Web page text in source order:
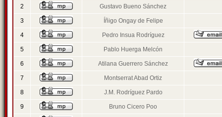
2 Gustavo Bueno Sánchez
3 Íñigo Ongay de Felipe
4 Pedro Insua Rodríguez
5 Pablo Huerga Melcón
6 Atilana Guerrero Sánchez
7 Montserrat Abad Ortiz
8 J.M. Rodríguez Pardo
9 Bruno Cicero Poo